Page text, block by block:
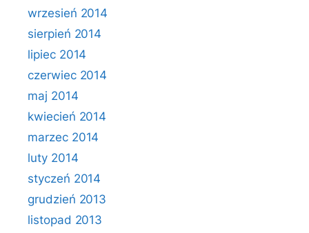
wrzesień 2014
sierpień 2014
lipiec 2014
czerwiec 2014
maj 2014
kwiecień 2014
marzec 2014
luty 2014
styczeń 2014
grudzień 2013
listopad 2013